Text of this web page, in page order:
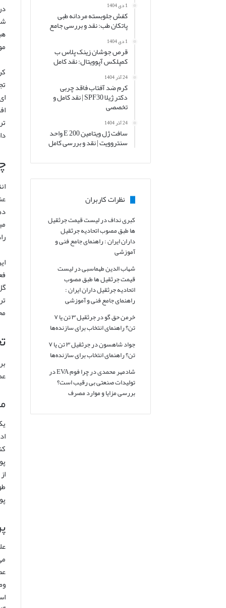
1 دی 1404
کفش جلوبسته مردانه طبی
پاتکان طب: نقد و بررسی جامع
1 دی 1404
قرص جوشان زینک پلاس ب
کمپلکس آپوویتال: نقد کامل
24 آذر 1404
کرم ضد آفتاب فاقد چربی
دکتر ژیلا SPF30 | نقد کامل و
تخصصی
24 آذر 1404
سافت ژل ویتامین E 200 واحد
سنتروویت | نقد و بررسی کامل
نظرات کاربران
کبری ندافدرلیست قیمت جرثقیل
ها طبق مصوب اتحادیه جرثقیل
داران ایران : راهنمای جامع فنی و
آموزشی
شهاب الدین طهماسبیدرلیست
قیمت جرثقیل ها طبق مصوب
اتحادیه جرثقیل داران ایران :
راهنمای جامع فنی و آموزشی
خرمن حق گودر
جرثقیل ۳ تن یا ۷
تن؟ راهنمای انتخاب برای سازنده‌ها
جواد شاهسوندر
جرثقیل ۳ تن یا ۷
تن؟ راهنمای انتخاب برای سازنده‌ها
شادمهر محمدیدر
چرا فوم EVA در
تولیدات صنعتی بی رقیب است؟
بررسی مزایا و موارد مصرف